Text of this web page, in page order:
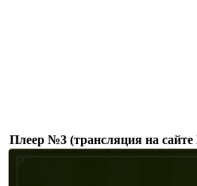
Плеер №3 (трансляция на